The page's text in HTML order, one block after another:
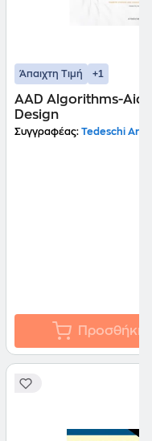
Άπαιχτη Τιμή +1
AAD Algorithms-
Design
Συγγραφέας: Tedeschi
Προσθήκη